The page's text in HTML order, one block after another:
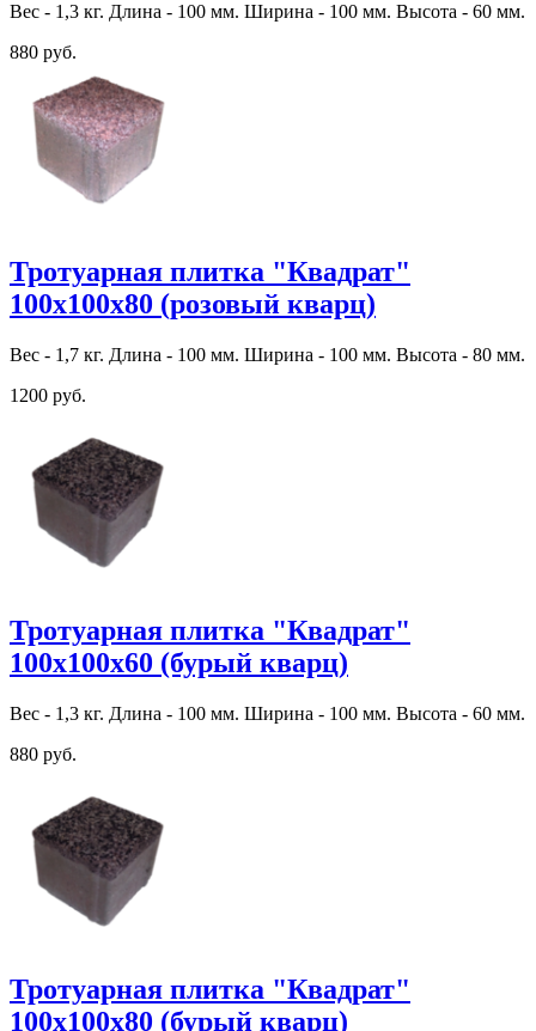
Вес - 1,3 кг. Длина - 100 мм. Ширина - 100 мм. Высота - 60 мм.
880 руб.
Тротуарная плитка "Квадрат"
100х100х80 (розовый кварц)
Вес - 1,7 кг. Длина - 100 мм. Ширина - 100 мм. Высота - 80 мм.
1200 руб.
Тротуарная плитка "Квадрат"
100х100х60 (бурый кварц)
Вес - 1,3 кг. Длина - 100 мм. Ширина - 100 мм. Высота - 60 мм.
880 руб.
Тротуарная плитка "Квадрат"
100х100х80 (бурый кварц)